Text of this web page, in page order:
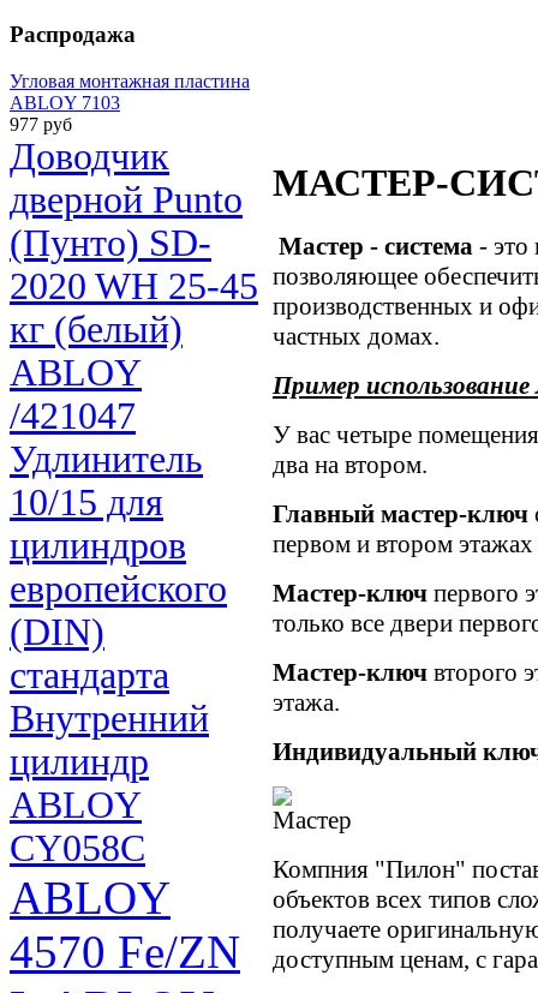
Распродажа
Угловая монтажная пластина
ABLOY 7103
977 руб
МАСТЕР-
Мастер - система - это
позволяющее
производственных и
частных домах.
Пример
У вас четыре
два на втором.
Главный мастер-ключ
первом и втором этажах
Мастер-ключ первого
только все двери
Мастер-ключ второго
этажа.
Индивидуальный
Компния "Пилон"
объектов всех типов
получаете
доступным ценам, с
Доводчик
дверной Punto
(Пунто) SD-
2020 WH 25-45
кг (белый)
ABLOY
/421047
Удлинитель
10/15 для
цилиндров
европейского
(DIN)
стандарта
Внутренний
цилиндр
ABLOY
CY058С
ABLOY
4570 Fe/ZN